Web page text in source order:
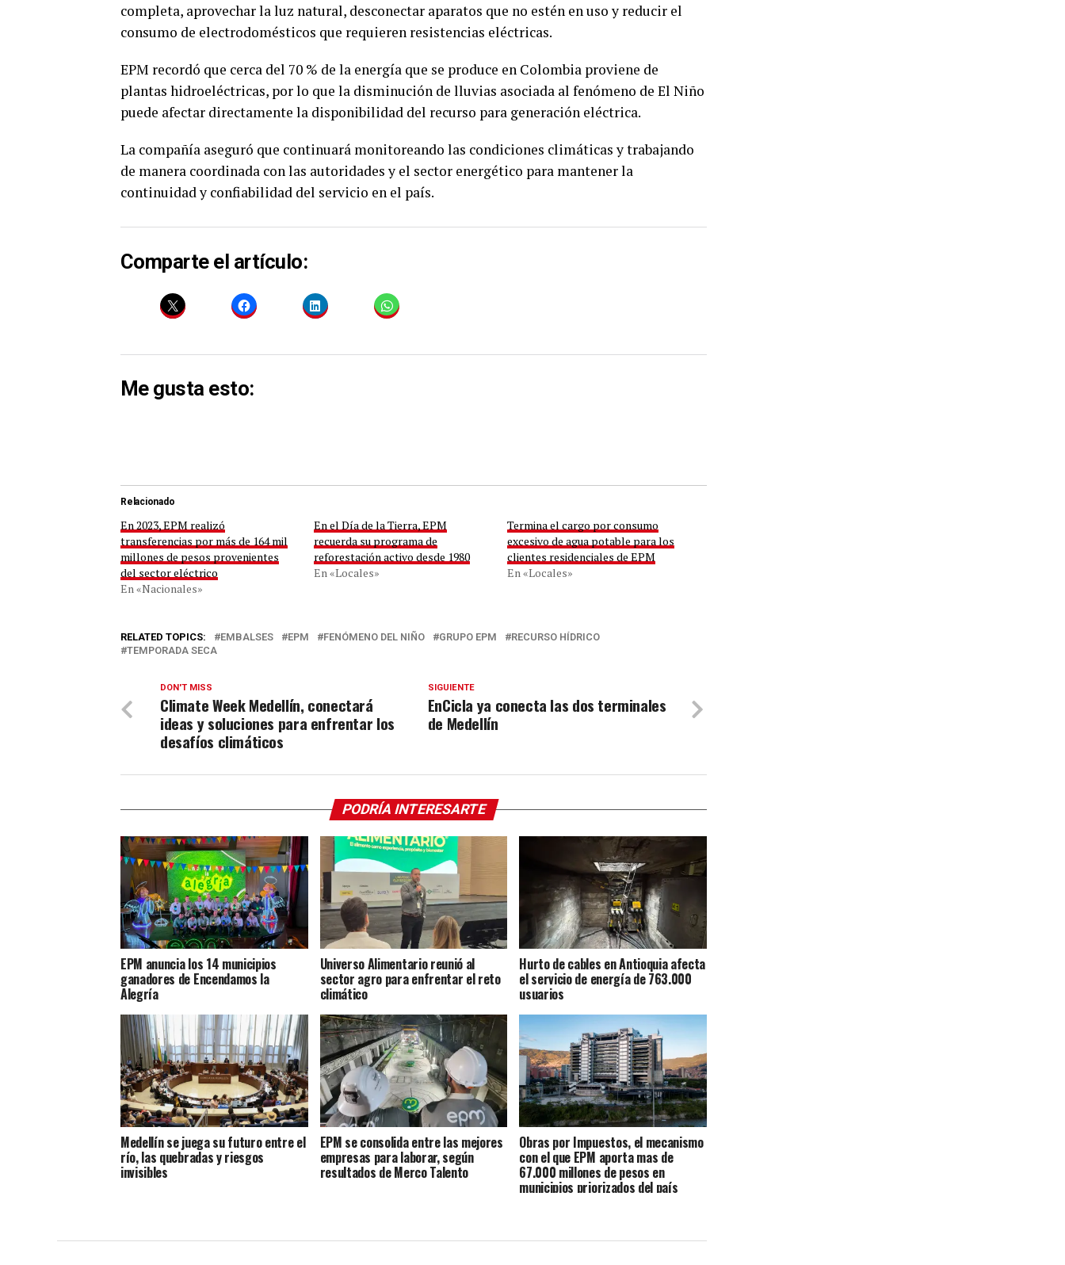
completa, aprovechar la luz natural, desconectar aparatos que no estén en uso y reducir el
consumo de electrodomésticos que requieren resistencias eléctricas.
EPM recordó que cerca del 70 % de la energía que se produce en Colombia proviene de
plantas hidroeléctricas, por lo que la disminución de lluvias asociada al fenómeno de El Niño
puede afectar directamente la disponibilidad del recurso para generación eléctrica.
La compañía aseguró que continuará monitoreando las condiciones climáticas y trabajando
de manera coordinada con las autoridades y el sector energético para mantener la
continuidad y confiabilidad del servicio en el país.
Comparte el artículo:
Me gusta esto:
Relacionado
En 2023, EPM realizó
transferencias por más de 164 mil
millones de pesos provenientes
del sector eléctrico
En «Nacionales»
En el Día de la Tierra, EPM
recuerda su programa de
reforestación activo desde 1980
En «Locales»
Termina el cargo por consumo
excesivo de agua potable para los
clientes residenciales de EPM
En «Locales»
RELATED TOPICS: EMBALSES EPM FENÓMENO DEL NIÑO GRUPO EPM
RECURSO HÍDRICO
TEMPORADA SECA
SIGUIENTE
EnCicla ya conecta las dos terminales
de Medellín
DON'T MISS
Climate Week Medellín, conectará
ideas y soluciones para enfrentar los
desafíos climáticos
PODRÍA INTERESARTE
EPM anuncia los 14 municipios
ganadores de Encendamos la
Alegría
Universo Alimentario reunió al
sector agro para enfrentar el reto
climático
Hurto de cables en Antioquia afecta
el servicio de energía de 763.000
usuarios
Medellín se juega su futuro entre el
río, las quebradas y riesgos
invisibles
EPM se consolida entre las mejores
empresas para laborar, según
resultados de Merco Talento
Obras por Impuestos, el mecanismo
con el que EPM aporta mas de
67.000 millones de pesos en
municipios priorizados del país